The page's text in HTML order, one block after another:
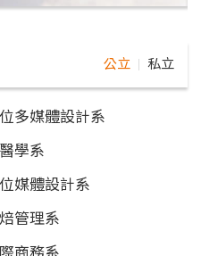
公立 私立
多媒體設計系
學系
媒體設計系
管理系